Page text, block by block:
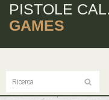
PISTOLE
GAMES